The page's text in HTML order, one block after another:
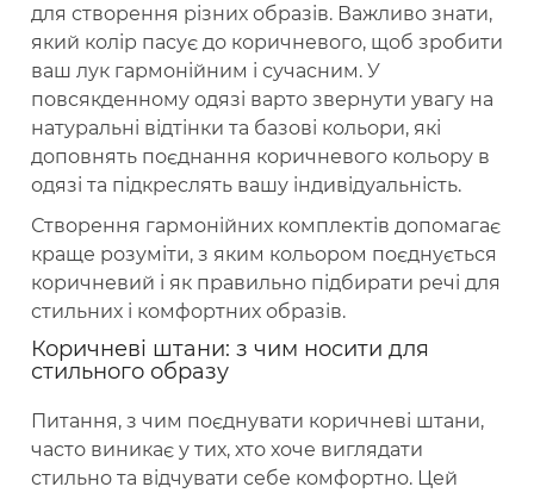
для створення різних образів. Важливо знати,
який колір пасує до коричневого, щоб зробити
ваш лук гармонійним і сучасним. У
повсякденному одязі варто звернути увагу на
натуральні відтінки та базові кольори, які
доповнять поєднання коричневого кольору в
одязі та підкреслять вашу індивідуальність.
Створення гармонійних комплектів допомагає
краще розуміти, з яким кольором поєднується
коричневий і як правильно підбирати речі для
стильних і комфортних образів.
Коричневі штани: з чим носити для
стильного образу
Питання, з чим поєднувати коричневі штани,
часто виникає у тих, хто хоче виглядати
стильно та відчувати себе комфортно. Цей